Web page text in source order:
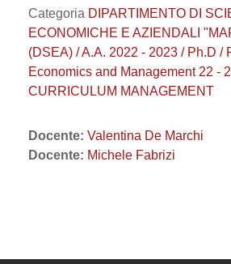
Categoria DIPARTIMENTO DI
ECONOMICHE E AZIENDALI
(DSEA) / A.A. 2022 - 2023 / Ph.D /
Economics and Management 22 -
CURRICULUM MANAGEMENT
Docente: Valentina De Marchi
Docente: Michele Fabrizi